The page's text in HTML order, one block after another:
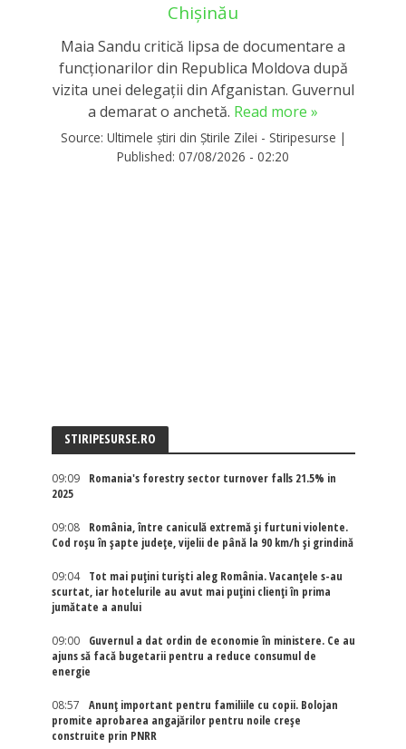
Chișinău
Maia Sandu critică lipsa de documentare a
funcționarilor din Republica Moldova după
vizita unei delegații din Afganistan. Guvernul
a demarat o anchetă. Read more »
Source: Ultimele știri din Știrile Zilei - Stiripesurse |
Published: 07/08/2026 - 02:20
STIRIPESURSE.RO
09:09
Romania's forestry sector turnover falls 21.5% in
2025
09:08
România, între caniculă extremă și furtuni violente.
Cod roșu în șapte județe, vijelii de până la 90 km/h și grindină
09:04
Tot mai puțini turiști aleg România. Vacanțele s-au
scurtat, iar hotelurile au avut mai puțini clienți în prima
jumătate a anului
09:00
Guvernul a dat ordin de economie în ministere. Ce au
ajuns să facă bugetarii pentru a reduce consumul de
energie
08:57
Anunț important pentru familiile cu copii. Bolojan
promite aprobarea angajărilor pentru noile creșe
construite prin PNRR